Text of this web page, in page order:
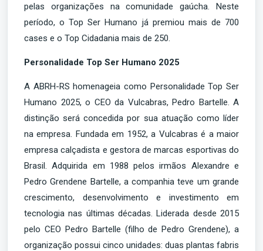
pelas organizações na comunidade gaúcha. Neste
período, o Top Ser Humano já premiou mais de 700
cases e o Top Cidadania mais de 250.
Personalidade Top Ser Humano 2025
A ABRH-RS homenageia como Personalidade Top Ser
Humano 2025, o CEO da Vulcabras, Pedro Bartelle. A
distinção será concedida por sua atuação como líder
na empresa. Fundada em 1952, a Vulcabras é a maior
empresa calçadista e gestora de marcas esportivas do
Brasil. Adquirida em 1988 pelos irmãos Alexandre e
Pedro Grendene Bartelle, a companhia teve um grande
crescimento, desenvolvimento e investimento em
tecnologia nas últimas décadas. Liderada desde 2015
pelo CEO Pedro Bartelle (filho de Pedro Grendene), a
organização possui cinco unidades: duas plantas fabris